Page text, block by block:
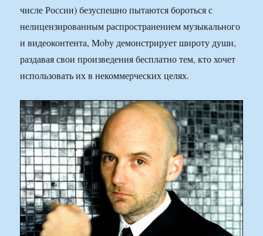
числе России) безуспешно пытаются бороться с
нелицензированным распространением музыкального
и видеоконтента, Moby демонстрирует широту души,
раздавая свои произведения бесплатно тем, кто хочет
использовать их в некоммерческих целях.